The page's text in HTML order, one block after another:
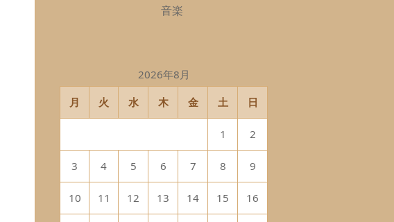
音楽
2026年8月
月 火 水 木 金 土 日
1 2
3 4 5 6 7 8 9
10 11 12 13 14 15 16